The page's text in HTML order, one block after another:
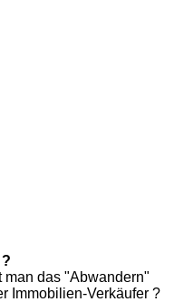
man das "Abwandern"
Immobilien-Verkäufer ?